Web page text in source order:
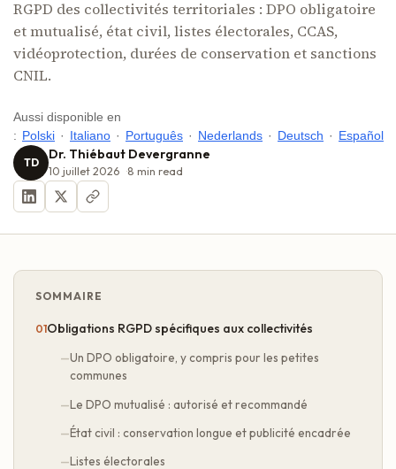
RGPD des collectivités territoriales : DPO obligatoire
et mutualisé, état civil, listes électorales, CCAS,
vidéoprotection, durées de conservation et sanctions
CNIL.
Aussi disponible en
: Polski · Italiano · Português · Nederlands · Deutsch · Español
TD Dr. Thiébaut Devergranne
10 juillet 2026 8 min read
SOMMAIRE
Obligations RGPD spécifiques aux collectivités
Un DPO obligatoire, y compris pour les petites
communes
Le DPO mutualisé : autorisé et recommandé
État civil : conservation longue et publicité encadrée
Listes électorales